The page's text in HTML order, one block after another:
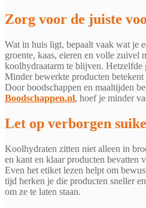
Zorg voor de juiste
Wat in huis ligt, bepaalt vaak wat je
groente, kaas, eieren en volle zuivel
koolhydraatarm te blijven. Hetzelfde
Minder bewerkte producten
Door boodschappen en maaltijden
Boodschappen.nl, hoef je minder
Let op verborgen
Koolhydraten zitten niet alleen in
en kant en klaar producten bevatten
Even het etiket lezen helpt om
tijd herken je die producten sneller
om ze te laten staan.